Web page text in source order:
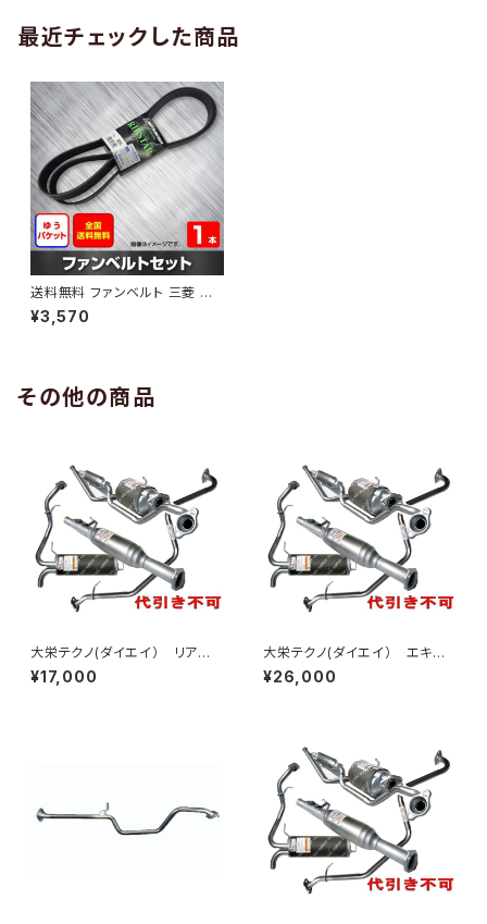
最近チェックした商品
送料無料 ファンベルト 三菱 ミラ
ージュ 型式A05A H24.07～H
27.10 （国内トップメーカー） 1本
¥3,570
その他の商品
大栄テクノ(ダイエイ） リア
マフラー MHD-7045SUS ライ
フ JB6 個人宅NG
¥17,000
大栄テクノ(ダイエイ） エキゾ
ーストパイプ MHD-7042EXP
ゼスト JE1 個人宅NG
¥26,000